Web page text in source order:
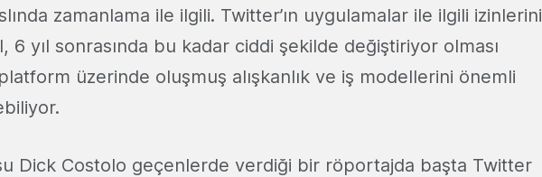
zamanlama ile ilgili. Twitter’ın uygulamalar ile ilgili izinlerini
6 yıl sonrasında bu kadar ciddi şekilde değiştiriyor olması
üzerinde oluşmuş alışkanlık ve iş modellerini önemli
Dick Costolo geçenlerde verdiği bir röportajda başta Twitter